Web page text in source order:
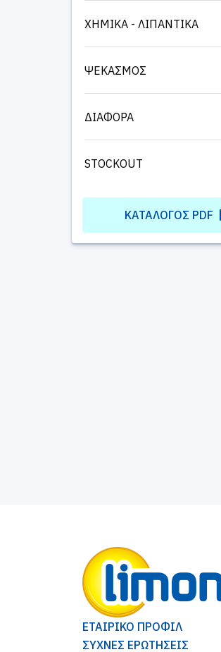
ΧΗΜΙΚΑ - ΛΙΠΑΝΤΙΚΑ
ΨΕΚΑΣΜΟΣ
ΔΙΑΦΟΡΑ
STOCKOUT
ΚΑΤΆΛΟΓΟΣ PDF
ΕΤΑΙΡΙΚΟ ΠΡΟΦΙΛ
ΣΥΧΝΕΣ ΕΡΩΤΗΣΕΙΣ